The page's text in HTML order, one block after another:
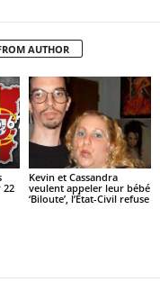
AUTHOR
22
Kevin et Cassandra
veulent appeler leur bébé
‘Biloute’, l’État-Civil refuse